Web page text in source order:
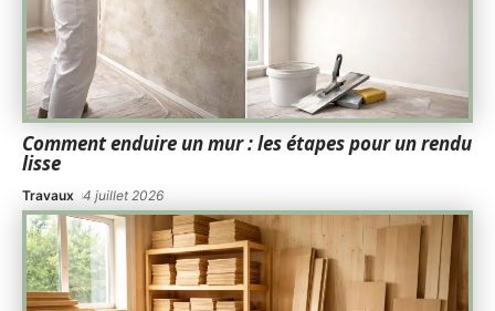
Comment enduire un mur : les étapes pour un rendu
lisse
Travaux 4 juillet 2026